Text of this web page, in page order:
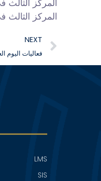
المركز
المركز الثالث
NEXT
فعاليات اليوم
LMS
SIS